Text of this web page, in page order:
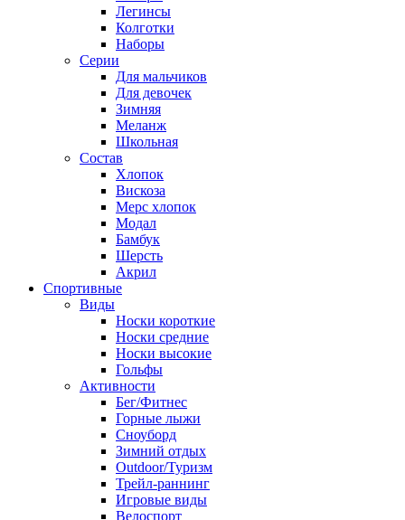
Легинсы
Колготки
Наборы
Серии
Для мальчиков
Для девочек
Зимняя
Меланж
Школьная
Состав
Хлопок
Вискоза
Мерс хлопок
Модал
Бамбук
Шерсть
Акрил
Спортивные
Виды
Носки короткие
Носки средние
Носки высокие
Гольфы
Активности
Бег/Фитнес
Горные лыжи
Сноуборд
Зимний отдых
Outdoor/Туризм
Трейл-раннинг
Игровые виды
Велоспорт